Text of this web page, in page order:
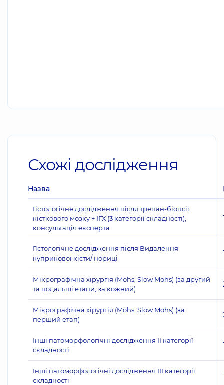
Схожі дослідження
Назва
Гістологічне дослідження після трепан-біопсії
кісткового мозку + ІГХ (3 категорії складності),
консультація експерта
Гістологічне дослідження після Видалення
куприкової кісти/ нориці
Мікрографічна хірургія (Mohs, Slow Mohs) (за другий
та подальші етапи, за кожний)
Мікрографічна хірургія (Mohs, Slow Mohs) (за
перший етап)
Інші патоморфологічні дослідження II категорії
складності
Інші патоморфологічні дослідження III категорії
складності